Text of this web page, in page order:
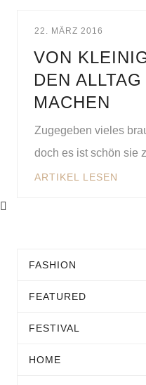
22. MÄRZ 2016
VON
DEN
MACHEN
Zugegeben vieles
doch es ist schön sie
ARTIKEL LESEN
FASHION
FEATURED
FESTIVAL
HOME